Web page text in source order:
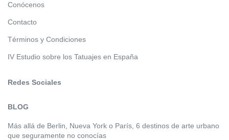
Conócenos
Contacto
Términos y Condiciones
IV Estudio sobre los Tatuajes en España
Redes Sociales
BLOG
Más allá de Berlin, Nueva York o París, 6 destinos de arte urbano
que seguramente no conocías